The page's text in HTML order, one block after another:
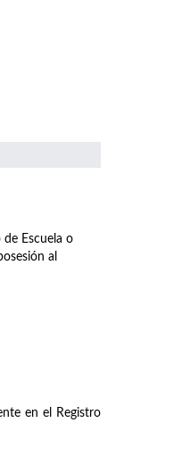
Escuela o
al
en el Registro